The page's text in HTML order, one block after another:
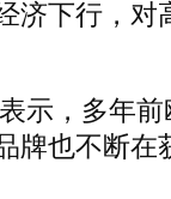
济下行，对
示，多年
牌也不断在